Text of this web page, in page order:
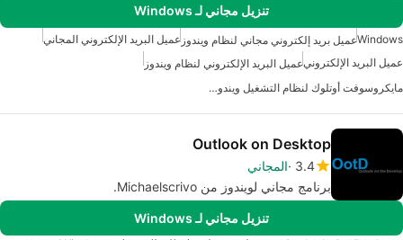
تنزيل مجاني لـ Windows
Windowsعميل بريد إلكتروني مجاني لنظام ويندوز عميل البريد الإلكتروني المجاني
عميل البريد الإلكترونيعميل البريد الإلكتروني لنظام ويندوز
مايكروسوفت أوتلوك لنظام التشغيل ويندوز 7
Outlook on Desktop
3.4 المجاني
برنامج مجاني لويندوز من Michaelscrivo.
تنزيل مجاني لـ Windows